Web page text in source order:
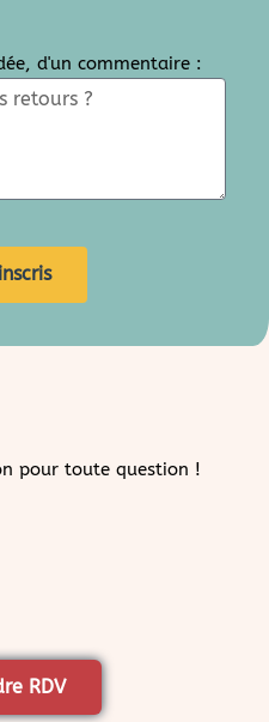
d'un commentaire :
pour toute question !
RDV